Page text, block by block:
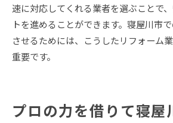
速に対応してくれる業者を選ぶことで
トを進めることができます。寝屋川市
させるためには、こうしたリフォーム
重要です。
プロの力を借りて寝屋